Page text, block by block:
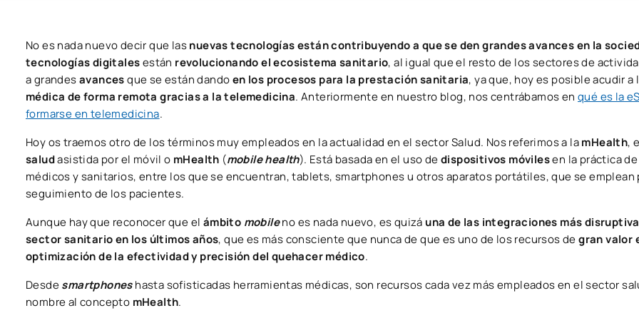
No es nada nuevo decir que lasnuevas tecnologías están contribuyendo a que se den grandes avances en la
tecnologías digitalesestán revolucionando el ecosistema sanitario, al igual que el resto de los sectores de
a grandesavancesque se están dandoen los procesos para la prestación sanitaria, ya que, hoy es posible acudir a
médica de forma remota gracias a la telemedicina. Anteriormente en nuestro blog, nos centrábamos enqué es la
formarse en telemedicina.
Hoy os traemos otro de los términos muy empleados en la actualidad en el sector Salud. Nos referimos a lamHealth,
saludasistida por el móvil o mHealth (mobile health). Está basada en el uso dedispositivos móvilesen la práctica
médicos y sanitarios, entre los que se encuentran, tablets, smartphones u otros aparatos portátiles, que se emplean
seguimiento de los pacientes.
Aunque hay que reconocer que el ámbito mobileno es nada nuevo, es quizá una de las integraciones más
sector sanitario en los últimos años, que es más consciente que nunca de que es uno de los recursos degran valor
optimización de la efectividad y precisión del quehacer médico.
Desdesmartphoneshasta sofisticadas herramientas médicas, son recursos cada vez más empleados en el sector
nombre al concepto mHealth.